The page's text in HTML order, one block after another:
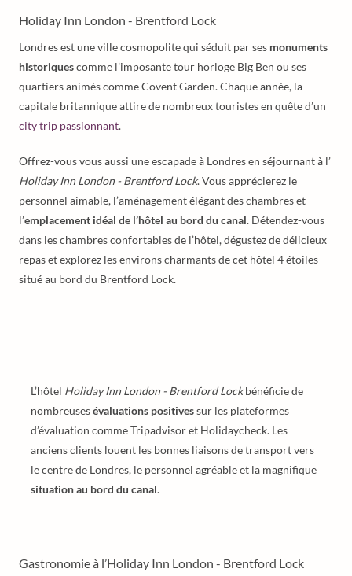
Holiday Inn London - Brentford Lock
Londres est une ville cosmopolite qui séduit par ses monuments
historiquescomme l’imposante tour horloge Big Ben ou ses
quartiers animés comme Covent Garden. Chaque année, la
capitale britannique attire de nombreux touristes en quête d’un
city trip passionnant.
Offrez-vous vous aussi une escapade à Londres en séjournant à l’
Holiday Inn London - Brentford Lock. Vous apprécierez le
personnel aimable, l’aménagement élégant des chambres et
l’emplacement idéal de l’hôtel au bord du canal. Détendez-vous
dans les chambres confortables de l’hôtel, dégustez de délicieux
repas et explorez les environs charmants de cet hôtel 4 étoiles
situé au bord du Brentford Lock.
L’hôtel Holiday Inn London - Brentford Lockbénéficie de
nombreusesévaluations positivessur les plateformes
d’évaluation comme Tripadvisor et Holidaycheck. Les
anciens clients louent les bonnes liaisons de transport vers
le centre de Londres, le personnel agréable et la magnifique
situation au bord du canal.
Gastronomie à l’Holiday Inn London - Brentford Lock